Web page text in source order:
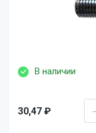
В наличии
30,47 ₽